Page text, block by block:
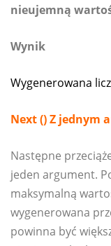
nieujemną
Wynik
Wygenerowana
Next () Z jednym
Następne
jeden argument.
maksymalną
wygenerowana
powinna być